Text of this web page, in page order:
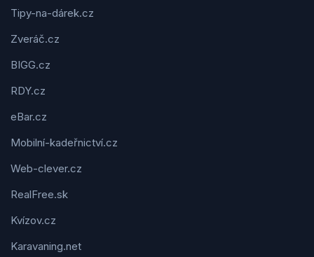
Tipy-na-dárek.cz
Zveráč.cz
BIGG.cz
RDY.cz
eBar.cz
Mobilní-kadeřnictví.cz
Web-clever.cz
RealFree.sk
Kvízov.cz
Karavaning.net